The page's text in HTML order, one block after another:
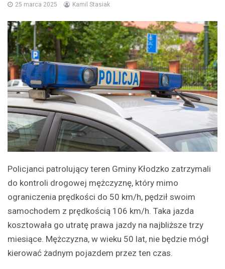
25 marca 2025 Kamil Stasiak
Policjanci patrolujący teren Gminy Kłodzko zatrzymali
do kontroli drogowej mężczyznę, który mimo
ograniczenia prędkości do 50 km/h, pędził swoim
samochodem z prędkością 106 km/h. Taka jazda
kosztowała go utratę prawa jazdy na najbliższe trzy
miesiące. Mężczyzna, w wieku 50 lat, nie będzie mógł
kierować żadnym pojazdem przez ten czas.